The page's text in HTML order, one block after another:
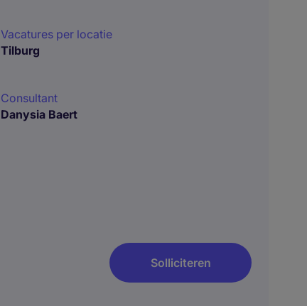
Vacatures per locatie
Tilburg
Consultant
Danysia Baert
Solliciteren